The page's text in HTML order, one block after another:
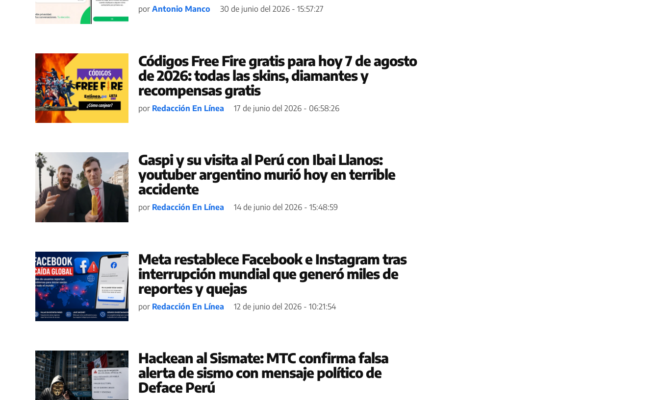
por Antonio Manco 30 de junio del 2026 - 15:57:27
Códigos Free Fire gratis para hoy 7 de agosto
de 2026: todas las skins, diamantes y
recompensas gratis
por Redacción En Línea 17 de junio del 2026 - 06:58:26
Gaspi y su visita al Perú con Ibai Llanos:
youtuber argentino murió hoy en terrible
accidente
por Redacción En Línea 14 de junio del 2026 - 15:48:59
Meta restablece Facebook e Instagram tras
interrupción mundial que generó miles de
reportes y quejas
por Redacción En Línea 12 de junio del 2026 - 10:21:54
Hackean al Sismate: MTC confirma falsa
alerta de sismo con mensaje político de
Deface Perú